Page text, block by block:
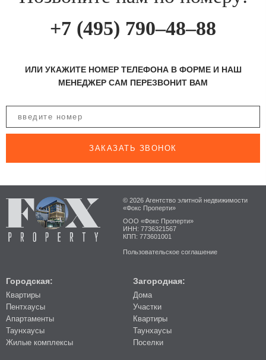
+7 (495) 790–48–88
ИЛИ УКАЖИТЕ НОМЕР ТЕЛЕФОНА В ФОРМЕ И НАШ
МЕНЕДЖЕР САМ ПЕРЕЗВОНИТ ВАМ
ЗАКАЗАТЬ ЗВОНОК
© 2026 Агентство элитной недвижимости
«Фокс Проперти»
ООО «Фокс Проперти»
ИНН: 7736321567
КПП: 773601001
Пользовательское соглашение
Городская:
Квартиры
Пентхаусы
Апартаменты
Таунхаусы
Жилые комплексы
Загородная:
Дома
Участки
Квартиры
Таунхаусы
Поселки